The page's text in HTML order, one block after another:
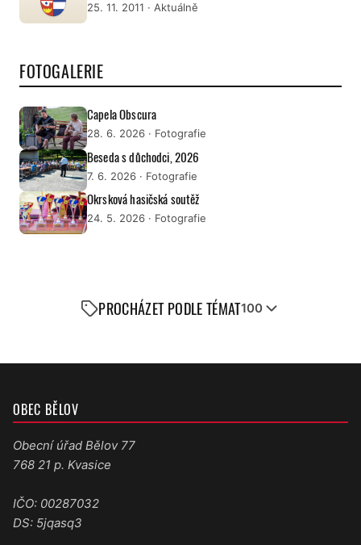
25. 11. 2011 · Aktuálně
FOTOGALERIE
Capela Obscura
28. 6. 2026 · Fotografie
Beseda s důchodci, 2026
7. 6. 2026 · Fotografie
Okrsková hasičská soutěž
24. 5. 2026 · Fotografie
PROCHÁZET PODLE TÉMAT100
OBEC BĚLOV
Obecní úřad Bělov 77
768 21 p. Kvasice
IČO: 00287032
DS: 5jqasq3